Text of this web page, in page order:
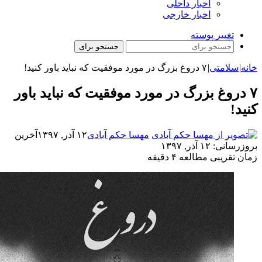
اخبار داخلی
اخبار خارجی
تغییر پوسته
جستجو برای
خانه|سلامتی|۷ دروغ بزرگ در مورد موفقیت که نباید باور کنید!
۷ دروغ بزرگ در مورد موفقیت که نباید باور
کنید!
مهسا حکم آبادی۱۲ آذر, ۱۳۹۷
آخرین
بروزرسانی: ۱۲ آذر, ۱۳۹۷
زمان تقریبی مطالعه ۴ دقیقه